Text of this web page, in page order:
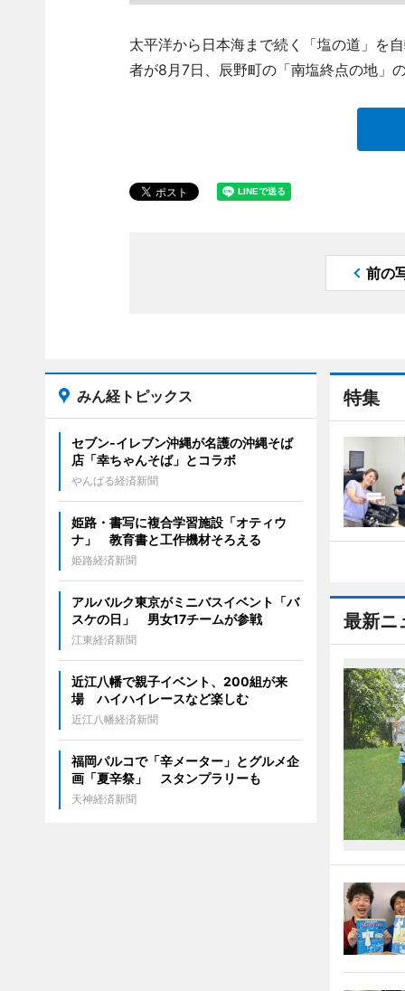
太平洋から日本海まで続く「塩の道」を
者が8月7日、辰野町の「南塩終点の地」
前の
特集
最新ニ
みん経トピックス
セブン‐イレブン沖縄が名護の沖縄そば
店「幸ちゃんそば」とコラボ
やんばる経済新聞
姫路・書写に複合学習施設「オティウ
ナ」 教育書と工作機材そろえる
姫路経済新聞
アルバルク東京がミニバスイベント「バ
スケの日」 男女17チームが参戦
江東経済新聞
近江八幡で親子イベント、200組が来
場 ハイハイレースなど楽しむ
近江八幡経済新聞
福岡パルコで「辛メーター」とグルメ企
画「夏辛祭」 スタンプラリーも
天神経済新聞